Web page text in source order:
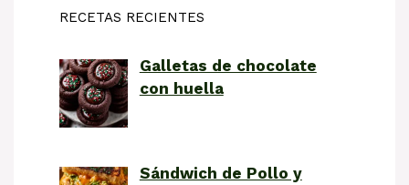
RECETAS RECIENTES
Galletas de chocolate
con huella
Sándwich de Pollo y